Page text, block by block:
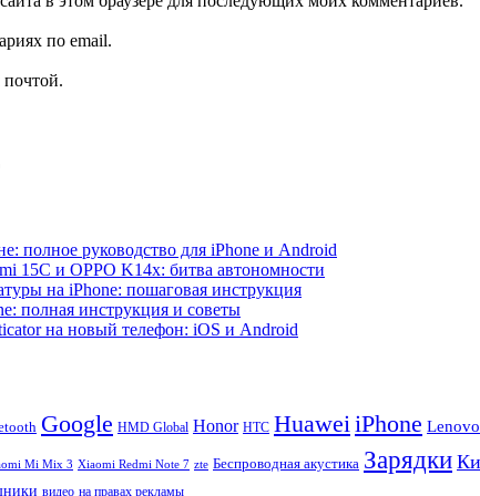
по email.
почтой.
полное руководство для iPhone и Android
15C и OPPO K14x: битва автономности
на iPhone: пошаговая инструкция
полная инструкция и советы
на новый телефон: iOS и Android
Google HMD Global Honor HTC HuaweiiPhone Lenovo
Mi Mix 3 Xiaomi Redmi Note 7 zte Беспроводная акустика Зарядки
видео на правах рекламы